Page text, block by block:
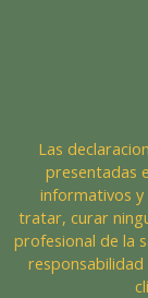
Las
presentadas
informativos
tratar, curar
profesional de la